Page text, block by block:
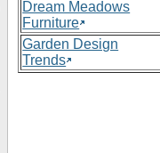
Dream Meadows
Furniture
Garden Design
Trends